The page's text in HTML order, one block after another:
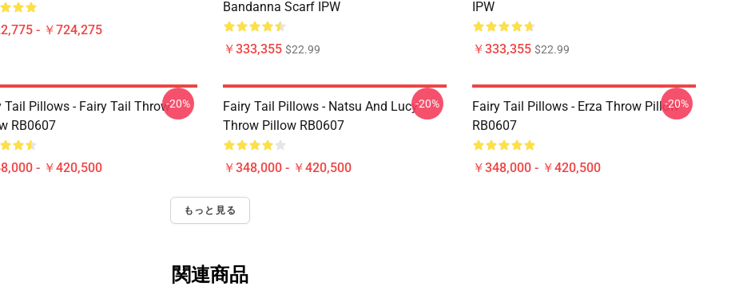
- ￥724,275
Bandanna Scarf IPW
￥333,355 $22.99
IPW
￥333,355 $22.99
Tail Pillows - Fairy Tail Throw
RB0607
- ￥420,500
-20%
Fairy Tail Pillows - Natsu And Lucy
Throw Pillow RB0607
￥348,000 - ￥420,500
-20%
Fairy Tail Pillows - Erza Throw Pillow
RB0607
￥348,000 - ￥420,500
-20%
もっと見る
関連商品